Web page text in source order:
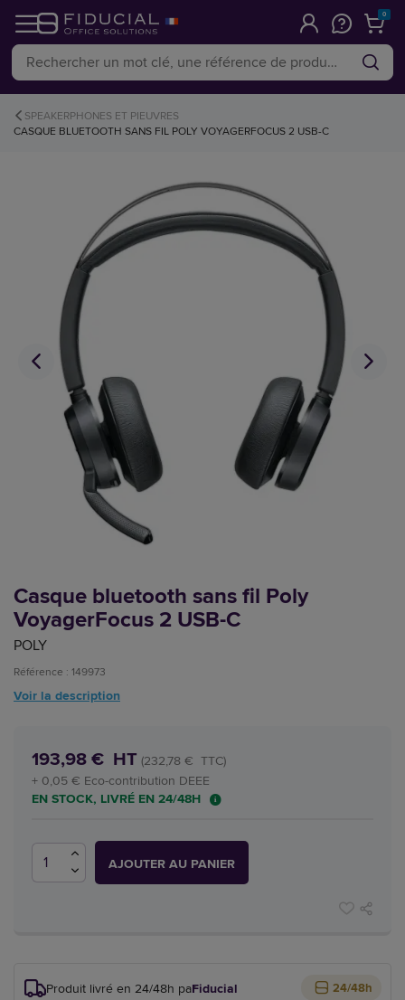
0
SPEAKERPHONES ET PIEUVRES
CASQUE BLUETOOTH SANS FIL POLY VOYAGERFOCUS 2 USB-C
Casque bluetooth sans fil Poly
VoyagerFocus 2 USB-C
POLY
Référence : 149973
Voir la description
193,98 € HT (232,78 € TTC)
+ 0,05 € Eco-contribution DEEE
EN STOCK, LIVRÉ EN 24/48H
AJOUTER AU PANIER
Produit livré en 24/48h parFiducial 24/48h